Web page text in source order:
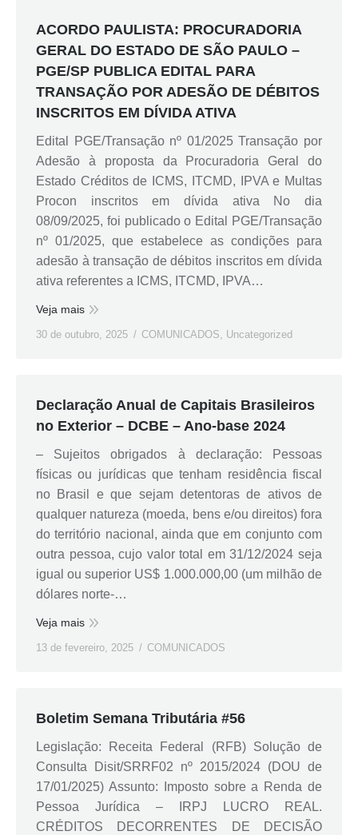
ACORDO PAULISTA: PROCURADORIA
GERAL DO ESTADO DE SÃO PAULO –
PGE/SP PUBLICA EDITAL PARA
TRANSAÇÃO POR ADESÃO DE DÉBITOS
INSCRITOS EM DÍVIDA ATIVA
Edital PGE/Transação nº 01/2025 Transação por
Adesão à proposta da Procuradoria Geral do
Estado Créditos de ICMS, ITCMD, IPVA e Multas
Procon inscritos em dívida ativa No dia
08/09/2025, foi publicado o Edital PGE/Transação
nº 01/2025, que estabelece as condições para
adesão à transação de débitos inscritos em dívida
ativa referentes a ICMS, ITCMD, IPVA…
Veja mais
30 de outubro, 2025 COMUNICADOS, Uncategorized
Declaração Anual de Capitais Brasileiros
no Exterior – DCBE – Ano-base 2024
– Sujeitos obrigados à declaração: Pessoas
físicas ou jurídicas que tenham residência fiscal
no Brasil e que sejam detentoras de ativos de
qualquer natureza (moeda, bens e/ou direitos) fora
do território nacional, ainda que em conjunto com
outra pessoa, cujo valor total em 31/12/2024 seja
igual ou superior US$ 1.000.000,00 (um milhão de
dólares norte-…
Veja mais
13 de fevereiro, 2025 COMUNICADOS
Boletim Semana Tributária #56
Legislação: Receita Federal (RFB) Solução de
Consulta Disit/SRRF02 nº 2015/2024 (DOU de
17/01/2025) Assunto: Imposto sobre a Renda de
Pessoa Jurídica – IRPJ LUCRO REAL.
CRÉDITOS DECORRENTES DE DECISÃO